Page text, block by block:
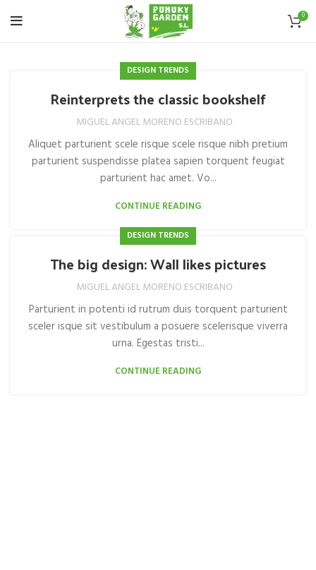
0
DESIGN TRENDS
Reinterprets the classic bookshelf
MIGUEL ANGEL MORENO ESCRIBANO
Aliquet parturient scele risque scele risque nibh pretium
parturient suspendisse platea sapien torquent feugiat
parturient hac amet. Vo...
CONTINUE READING
DESIGN TRENDS
The big design: Wall likes pictures
MIGUEL ANGEL MORENO ESCRIBANO
Parturient in potenti id rutrum duis torquent parturient
sceler isque sit vestibulum a posuere scelerisque viverra
urna. Egestas tristi...
CONTINUE READING